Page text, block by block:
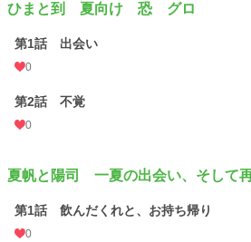
ひまと到 夏向け 恐 グロ
第1話 出会い
0
第2話 不覚
0
夏帆と陽司 一夏の出会い、そして
第1話 飲んだくれと、お持ち帰り
0